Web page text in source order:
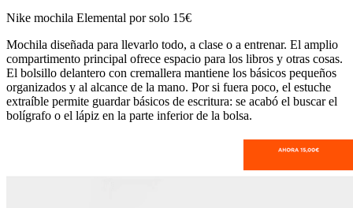
Nike mochila Elemental por solo 15€
Mochila diseñada para llevarlo todo, a clase o a entrenar. El amplio
compartimento principal ofrece espacio para los libros y otras cosas.
El bolsillo delantero con cremallera mantiene los básicos pequeños
organizados y al alcance de la mano. Por si fuera poco, el estuche
extraíble permite guardar básicos de escritura: se acabó el buscar el
bolígrafo o el lápiz en la parte inferior de la bolsa.